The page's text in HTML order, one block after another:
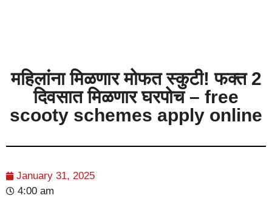
महिलांना मिळणार मोफत स्कुटी! फक्त 2
दिवसात मिळणार घरपोच – free
scooty schemes apply online
January 31, 2025
4:00 am